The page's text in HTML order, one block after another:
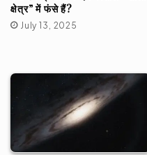
क्षेत्र” में फंसे हैं?
July 13, 2025